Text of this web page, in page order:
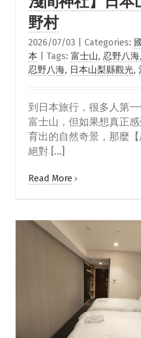
野村
2026/07/03 Categories:
本
Tags: 富士山, 忍野八海,
忍野八海, 日本山梨縣觀光,
到日本旅行，很多人第
富士山，但如果想真正
育出的自然奇景，那麼【
絕對 [...]
Read More